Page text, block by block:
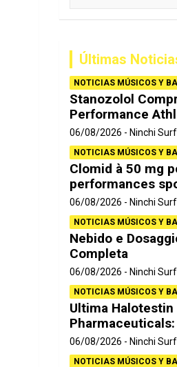
Últimas
NOTICIAS MÚSICOS Y
Stanozolol
Performance
06/08/2026 Ninchi
NOTICIAS MÚSICOS Y
Clomid à 50 mg
performances
06/08/2026 Ninchi
NOTICIAS MÚSICOS Y
Nebido e
Completa
06/08/2026 Ninchi
NOTICIAS MÚSICOS Y
Ultima
Pharmaceuticals:
06/08/2026 Ninchi
NOTICIAS MÚSICOS Y